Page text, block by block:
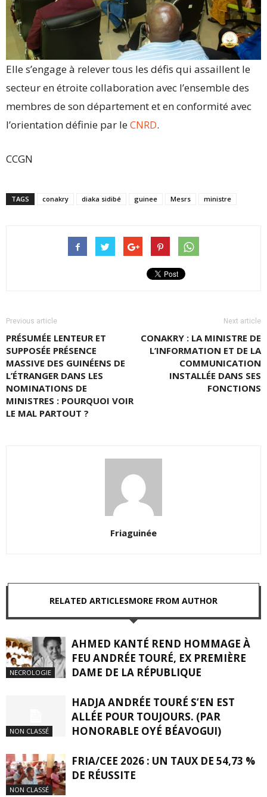
Elle s’engage à relever tous les défis qui assaillent le
secteur en étroite collaboration avec l’ensemble des
membres de son département et en conformité avec
l’orientation définie par leCNRD.
CCGN
TAGS conakry diaka sidibé guinee Mesrs ministre
Previous article
PRÉSUMÉE LENTEUR ET
SUPPOSÉE PRÉSENCE
MASSIVE DES GUINÉENS DE
L’ÉTRANGER DANS LES
NOMINATIONS DE
MINISTRES : POURQUOI VOIR
LE MAL PARTOUT ?
Next article
CONAKRY : LA MINISTRE DE
L’INFORMATION ET DE LA
COMMUNICATION
INSTALLÉE DANS SES
FONCTIONS
Friaguinée
RELATED ARTICLESMORE FROM AUTHOR
NECROLOGIE
AHMED KANTÉ REND HOMMAGE À
FEU ANDRÉE TOURÉ, EX PREMIÈRE
DAME DE LA RÉPUBLIQUE
NON CLASSÉ
HADJA ANDRÉE TOURÉ S’EN EST
ALLÉE POUR TOUJOURS. (PAR
HONORABLE OYÉ BÉAVOGUI)
NON CLASSÉ
FRIA/CEE 2026 : UN TAUX DE 54,73 %
DE RÉUSSITE